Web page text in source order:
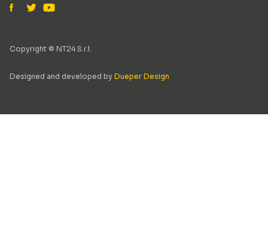
Copyright © NT24 S.r.l.
Designed and developed by Dueper Design